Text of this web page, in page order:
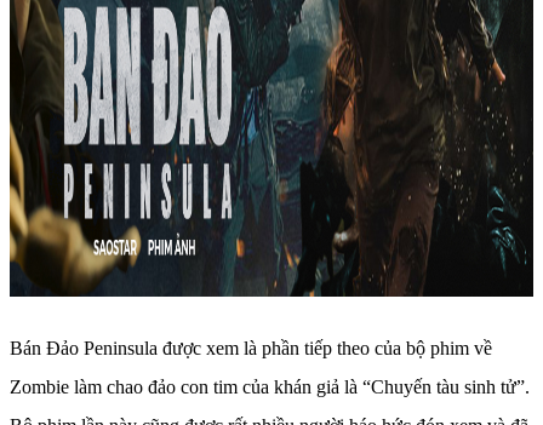
Bán Đảo Peninsula được xem là phần tiếp theo của bộ phim về
Zombie làm chao đảo con tim của khán giả là “Chuyến tàu sinh tử”.